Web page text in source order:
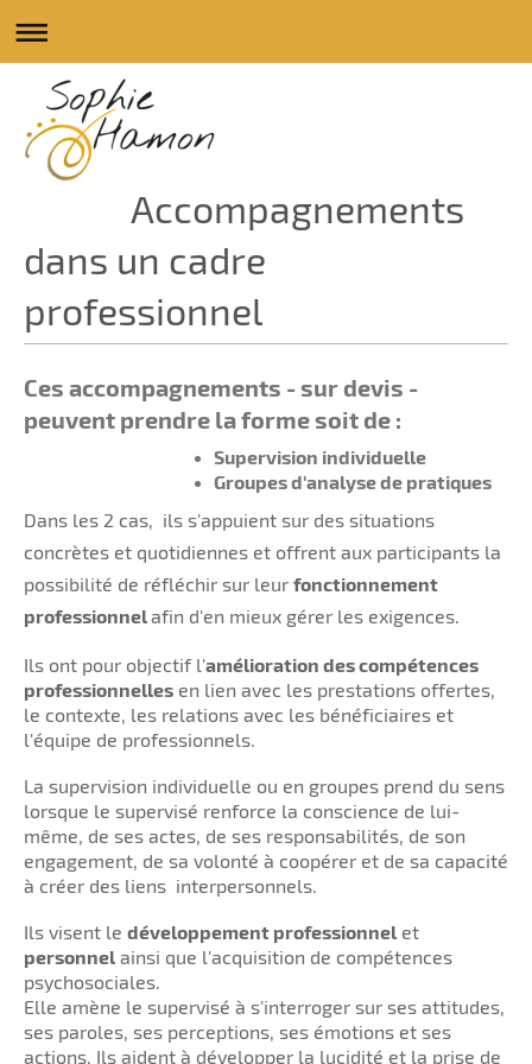
Accompagnements
dans un cadre
professionnel
Ces accompagnements - sur devis -
peuvent prendre la forme soit de :
Supervision individuelle
Groupes d'analyse de pratiques
Dans les 2 cas, ils s'appuient sur des situations
concrètes et quotidiennes et offrent aux participants la
possibilité de réfléchir sur leur fonctionnement
professionnelafin d'en mieux gérer les exigences.
Ils ont pour objectif l'amélioration des compétences
professionnelles en lien avec les prestations offertes,
le contexte, les relations avec les bénéficiaires et
l'équipe de professionnels.
La supervision individuelle ou en groupes prend du sens
lorsque le supervisé renforce la conscience de lui-
même, de ses actes, de ses responsabilités, de son
engagement, de sa volonté à coopérer et de sa capacité
à créer des liens interpersonnels.
Ils visent le développement professionnel et
personnel ainsi que l'acquisition de compétences
psychosociales.
Elle amène le supervisé à s'interroger sur ses attitudes,
ses paroles, ses perceptions, ses émotions et ses
actions. Ils aident à développer la lucidité et la prise de